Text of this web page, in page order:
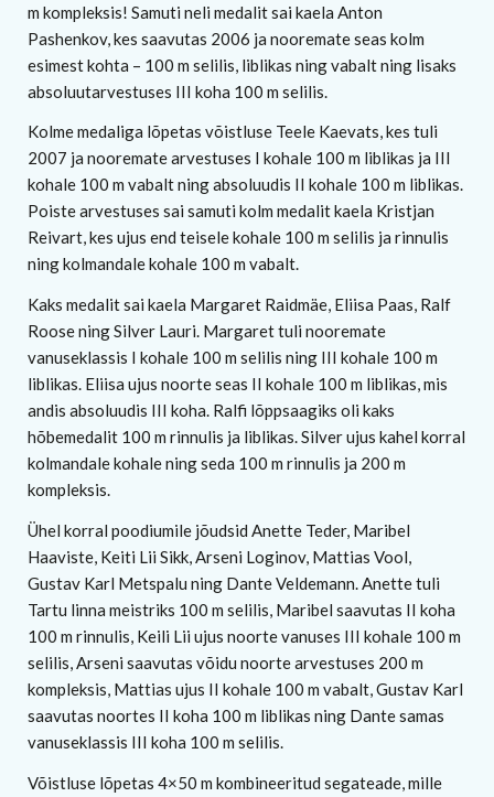
m kompleksis! Samuti neli medalit sai kaela Anton
Pashenkov, kes saavutas 2006 ja nooremate seas kolm
esimest kohta – 100 m selilis, liblikas ning vabalt ning lisaks
absoluutarvestuses III koha 100 m selilis.
Kolme medaliga lõpetas võistluse Teele Kaevats, kes tuli
2007 ja nooremate arvestuses I kohale 100 m liblikas ja III
kohale 100 m vabalt ning absoluudis II kohale 100 m liblikas.
Poiste arvestuses sai samuti kolm medalit kaela Kristjan
Reivart, kes ujus end teisele kohale 100 m selilis ja rinnulis
ning kolmandale kohale 100 m vabalt.
Kaks medalit sai kaela Margaret Raidmäe, Eliisa Paas, Ralf
Roose ning Silver Lauri. Margaret tuli nooremate
vanuseklassis I kohale 100 m selilis ning III kohale 100 m
liblikas. Eliisa ujus noorte seas II kohale 100 m liblikas, mis
andis absoluudis III koha. Ralfi lõppsaagiks oli kaks
hõbemedalit 100 m rinnulis ja liblikas. Silver ujus kahel korral
kolmandale kohale ning seda 100 m rinnulis ja 200 m
kompleksis.
Ühel korral poodiumile jõudsid Anette Teder, Maribel
Haaviste, Keiti Lii Sikk, Arseni Loginov, Mattias Vool,
Gustav Karl Metspalu ning Dante Veldemann. Anette tuli
Tartu linna meistriks 100 m selilis, Maribel saavutas II koha
100 m rinnulis, Keili Lii ujus noorte vanuses III kohale 100 m
selilis, Arseni saavutas võidu noorte arvestuses 200 m
kompleksis, Mattias ujus II kohale 100 m vabalt, Gustav Karl
saavutas noortes II koha 100 m liblikas ning Dante samas
vanuseklassis III koha 100 m selilis.
Võistluse lõpetas 4×50 m kombineeritud segateade, mille